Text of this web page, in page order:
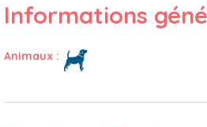
Informations
Animaux :